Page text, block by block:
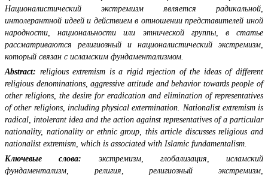
Националистический экстремизм является радикальной,
интолерантной идеей и действием в отношении представителей иной
народности, национальности или этнической группы, в статье
рассматриваются религиозный и националистический экстремизм,
который связан с исламским фундаментализмом.
Abstract: religious extremism is a rigid rejection of the ideas of different
religious denominations, aggressive attitude and behavior towards people of
other religions, the desire for eradication and elimination of representatives
of other religions, including physical extermination. Nationalist extremism is
radical, intolerant idea and the action against representatives of a particular
nationality, nationality or ethnic group, this article discusses religious and
nationalist extremism, which is associated with Islamic fundamentalism.
Ключевые слова: экстремизм, глобализация, исламский
фундаментализм, религия, религиозный экстремизм,